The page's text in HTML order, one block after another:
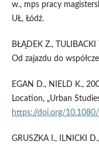
w., mps pracy
UŁ, Łódź.
BŁĄDEK Z.,
Od zajazdu do
EGAN D., NIELD K.,
Location, „Urban
https://doi.org/
GRUSZKA I., ILNICKI